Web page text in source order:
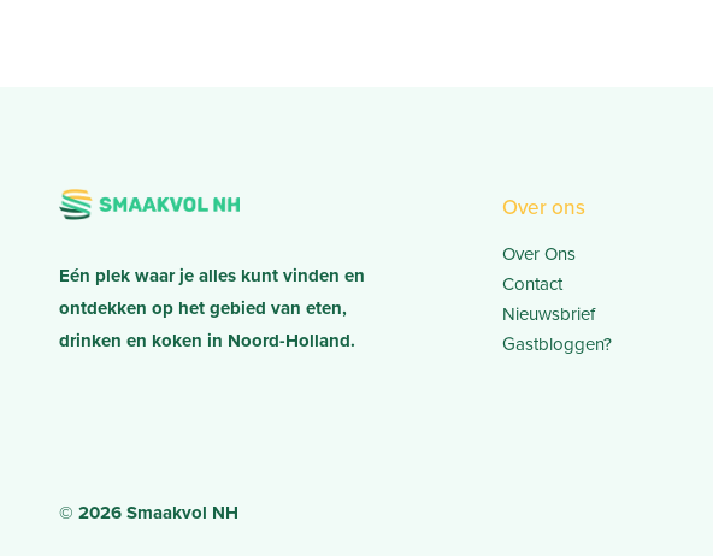
Eén plek waar je alles kunt vinden en
ontdekken op het gebied van eten,
drinken en koken in Noord-Holland.
Over ons
Over Ons
Contact
Nieuwsbrief
Gastbloggen?
© 2026 Smaakvol NH